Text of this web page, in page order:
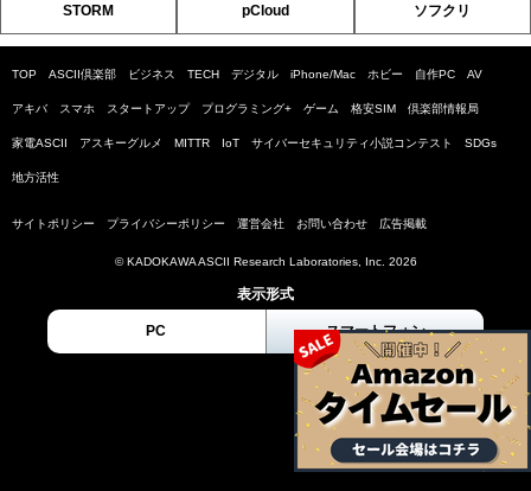
STORM pCloud ソフクリ
TOP ASCII倶楽部 ビジネス TECH デジタル iPhone/Mac ホビー 自作PC AV
アキバ スマホ スタートアップ プログラミング+ ゲーム 格安SIM 倶楽部情報局
家電ASCII アスキーグルメ MITTR IoT サイバーセキュリティ小説コンテスト SDGs
地方活性
サイトポリシー プライバシーポリシー 運営会社 お問い合わせ 広告掲載
© KADOKAWA ASCII Research Laboratories, Inc. 2026
表示形式
PC スマートフォン